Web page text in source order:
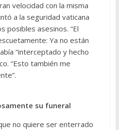
velocidad con la misma
a la seguridad vaticana
posibles asesinos. “El
Ya no están
“interceptado y hecho
“Esto también me
su funeral
no quiere ser enterrado